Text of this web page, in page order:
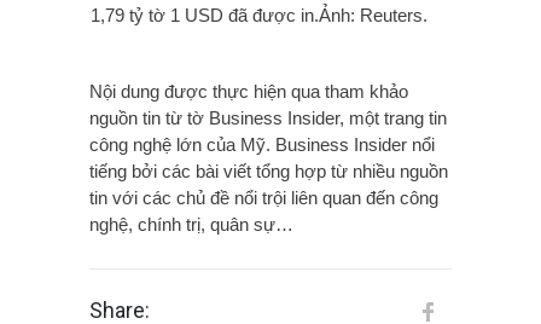
1,79 tỷ tờ 1 USD đã được in.Ảnh: Reuters.
Nội dung được thực hiện qua tham khảo
nguồn tin từ tờ Business Insider, một trang tin
công nghệ lớn của Mỹ. Business Insider nổi
tiếng bởi các bài viết tổng hợp từ nhiều nguồn
tin với các chủ đề nổi trội liên quan đến công
nghệ, chính trị, quân sự…
Share: